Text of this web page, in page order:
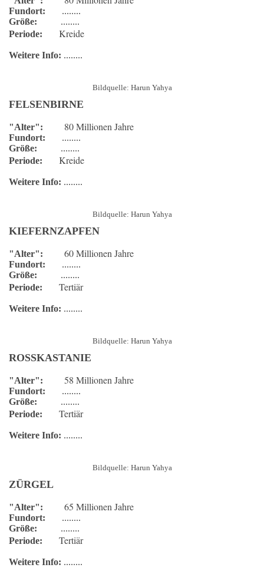
Fundort: ........
Größe: ........
Periode: Kreide
Weitere Info: ........
Bildquelle: Harun Yahya
FELSENBIRNE
"Alter": 80 Millionen Jahre
Fundort: ........
Größe: ........
Periode: Kreide
Weitere Info: ........
Bildquelle: Harun Yahya
KIEFERNZAPFEN
"Alter": 60 Millionen Jahre
Fundort: ........
Größe: ........
Periode: Tertiär
Weitere Info: ........
Bildquelle: Harun Yahya
ROSSKASTANIE
"Alter": 58 Millionen Jahre
Fundort: ........
Größe: ........
Periode: Tertiär
Weitere Info: ........
Bildquelle: Harun Yahya
ZÜRGEL
"Alter": 65 Millionen Jahre
Fundort: ........
Größe: ........
Periode: Tertiär
Weitere Info: ........